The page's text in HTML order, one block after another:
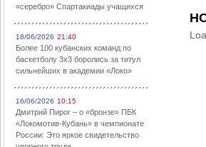
«серебро» Спартакиады учащихся
18/06/2026 21:40
Более 100 кубанских команд по
баскетболу 3х3 боролись за титул
сильнейших в академии «Локо»
16/06/2026 10:15
Дмитрий Пирог – о «бронзе» ПБК
«Локомотив-Кубань» в чемпионате
России: Это яркое свидетельство